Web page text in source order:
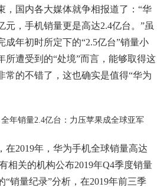
，国内各大媒体就争相报道了：“华
元，手机销量更是高达2.4亿台。”虽
成年初时所定下的“2.5亿台”销量小
所遭受到的“处境”而言，能够取得这
常的不错了，这也确实是值得“华为
在2019年，华为手机全球销量高达
相关的机构公布2019年Q4季度销量
销量纪录”分析，在2019年前三季